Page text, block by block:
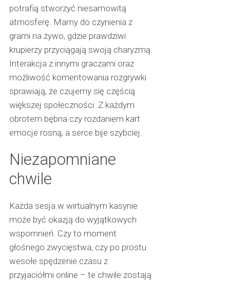
potrafią stworzyć niesamowitą
atmosferę. Mamy do czynienia z
grami na żywo, gdzie prawdziwi
krupierzy przyciągają swoją charyzmą.
Interakcja z innymi graczami oraz
możliwość komentowania rozgrywki
sprawiają, że czujemy się częścią
większej społeczności. Z każdym
obrotem bębna czy rozdaniem kart
emocje rosną, a serce bije szybciej.
Niezapomniane
chwile
Każda sesja w wirtualnym kasynie
może być okazją do wyjątkowych
wspomnień. Czy to moment
głośnego zwycięstwa, czy po prostu
wesołe spędzenie czasu z
przyjaciółmi online – te chwile zostają